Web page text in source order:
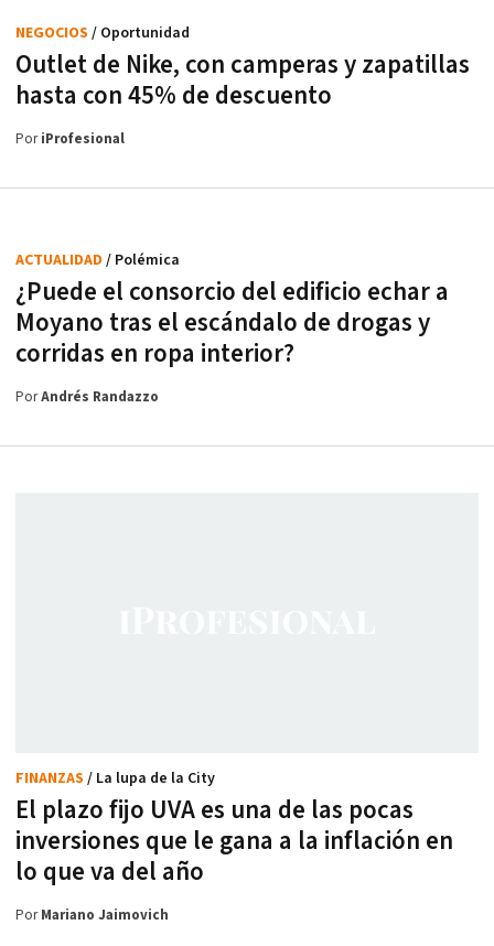
Outlet de Nike, con camperas y zapatillas
hasta con 45% de descuento
NEGOCIOS / Oportunidad
PoriProfesional
¿Puede el consorcio del edificio echar a
Moyano tras el escándalo de drogas y
corridas en ropa interior?
ACTUALIDAD / Polémica
PorAndrés Randazzo
El plazo fijo UVA es una de las pocas
inversiones que le gana a la inflación en
lo que va del año
FINANZAS / La lupa de la City
PorMariano Jaimovich